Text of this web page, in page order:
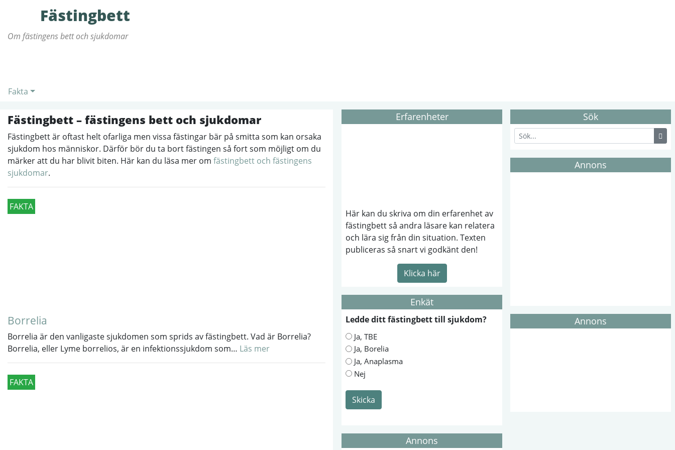
Fästingbett
Om fästingens bett och sjukdomar
Fakta
Fästingbett – fästingens bett och sjukdomar
Fästingbett är oftast helt ofarliga men vissa fästingar bär på smitta som kan orsaka
sjukdom hos människor. Därför bör du ta bort fästingen så fort som möjligt om du
märker att du har blivit biten. Här kan du läsa mer om fästingbett och fästingens
sjukdomar.
FAKTA
Borrelia
Borrelia är den vanligaste sjukdomen som sprids av fästingbett. Vad är Borrelia?
Borrelia, eller Lyme borrelios, är en infektionssjukdom som… Läs mer
FAKTA
Erfarenheter
Här kan du skriva om din erfarenhet av
fästingbett så andra läsare kan relatera
och lära sig från din situation. Texten
publiceras så snart vi godkänt den!
Klicka här
Enkät
Ledde ditt fästingbett till sjukdom?
Ja, TBE
Ja, Borelia
Ja, Anaplasma
Nej
Skicka
Annons
Sök
Annons
Annons